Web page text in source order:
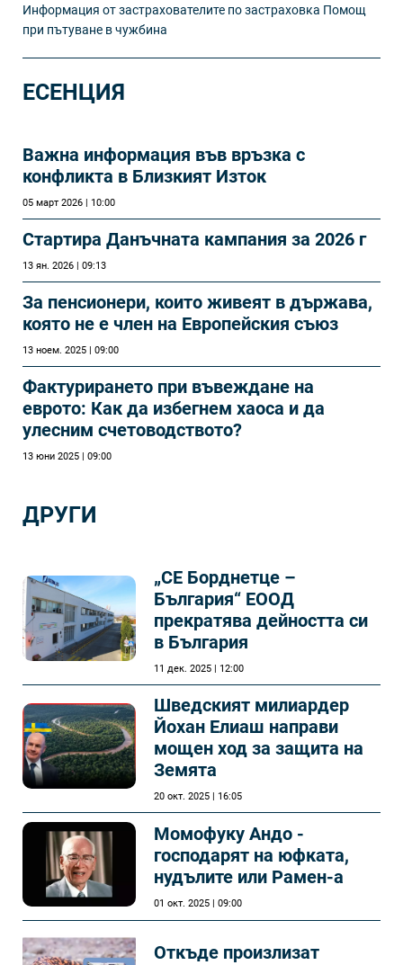
Информация от застрахователите по застраховка Помощ
при пътуване в чужбина
ЕСЕНЦИЯ
Важна информация във връзка с
конфликта в Близкият Изток
05 март 2026 | 10:00
Стартира Данъчната кампания за 2026 г
13 ян. 2026 | 09:13
За пенсионери, които живеят в държава,
която не е член на Европейския съюз
13 ноем. 2025 | 09:00
Фактурирането при въвеждане на
еврото: Как да избегнем хаоса и да
улесним счетоводството?
13 юни 2025 | 09:00
ДРУГИ
„СЕ Борднетце –
България“ ЕООД
прекратява дейността си
в България
11 дек. 2025 | 12:00
Шведският милиардер
Йохан Елиаш направи
мощен ход за защита на
Земята
20 окт. 2025 | 16:05
Момофуку Андо -
господарят на юфката,
нудълите или Рамен-а
01 окт. 2025 | 09:00
Откъде произлизат